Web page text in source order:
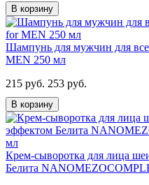
В корзину
Шампунь для мужчин для
MEN 250 мл
215 руб. 253 руб.
В корзину
Крем-сыворотка для лица
Белита